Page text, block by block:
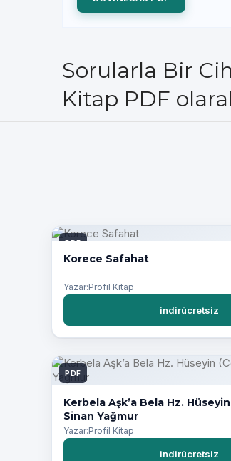
Sorularla Bir
Kitap PDF
PDF
Korece Safahat
Yazar:Profil Kitap
indirücretsiz
PDF
Kerbela Aşk’a Bela Hz.
Sinan Yağmur
Yazar:Profil Kitap
indirücretsiz